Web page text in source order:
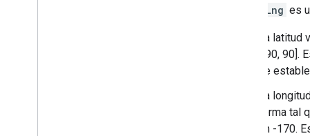
LatLng es
La
[-90,
se
La
forma tal
en -170.